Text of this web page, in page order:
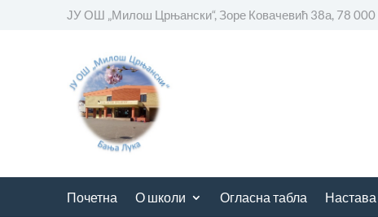
ЈУ ОШ „Милош Црњански“, Зоре Ковачевић 38а, 78
Почетна О школи Огласна табла Настава